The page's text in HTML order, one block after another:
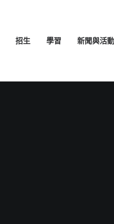
招生 學習 新聞與活動